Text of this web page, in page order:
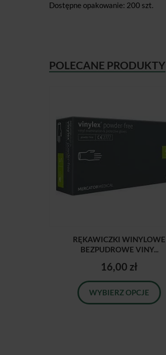
Dostępne opakowanie: 200 szt.
POLECANE PRODUKTY
RĘKAWICZKI WINYLOWE
BEZPUDROWE VINY...
16,00 zł
WYBIERZ OPCJE